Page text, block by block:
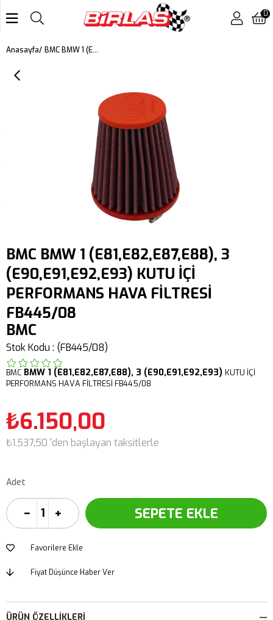
0
Anasayfa BMC BMW 1 (E81,E82,E87,E88), 3 (E90,E91,E92,E93) KUTU İÇİ PERFORMANS HAVA FİLTRESİ FB445/08
BMC BMW 1 (E81,E82,E87,E88), 3
(E90,E91,E92,E93) KUTU İÇİ
PERFORMANS HAVA FİLTRESİ
FB445/08
BMC
Stok Kodu (FB445/08)
BMC BMW 1 (E81,E82,E87,E88), 3 (E90,E91,E92,E93) KUTU İÇİ
PERFORMANS HAVA FİLTRESİ FB445/08
₺6.150,00
₺1.537,50 'den başlayan taksitlerle
Adet
Favorilere Ekle
Fiyat Düşünce Haber Ver
ÜRÜN ÖZELLIKLERI